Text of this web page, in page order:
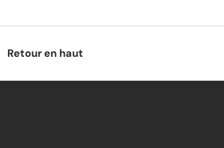
Retour en haut